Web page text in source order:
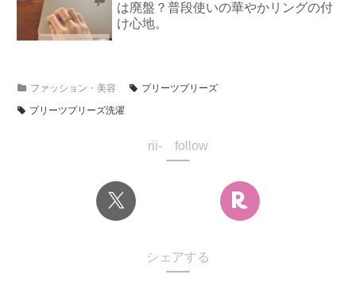
は廃盤？普段使いの華やかリングの付
け心地。
ファッション・美容
プリーツプリーズ
プリーツプリーズ洗濯
rii- follow
シェアする